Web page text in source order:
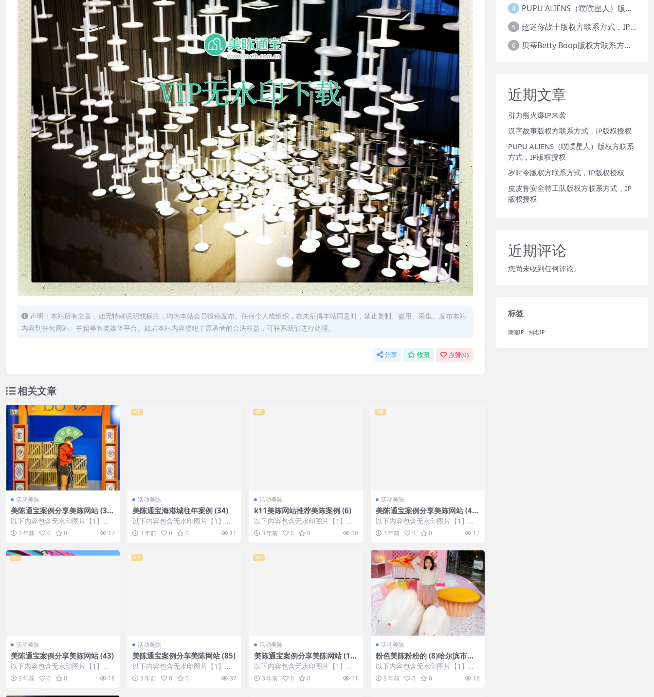
声明：本站所有文章，如无特殊说明或标注，均为本站会员投稿发布。任何个人或组织，在未征得本站同意时，禁止复制、盗用、采集、发布本站
内容到任何网站、书籍等各类媒体平台。如若本站内容侵犯了原著者的合法权益，可联系我们进行处理。
分享 收藏 点赞(0)
相关文章
VIP
活动美陈
美陈通宝案例分享美陈网站 (30
2)
以下内容包含无水印图片【1】张
，开通会员无障碍浏览 开通VIP会
员 3 年前 0 0 17
VIP
活动美陈
美陈通宝海港城往年案例 (34)
以下内容包含无水印图片【1】张
，开通会员无障碍浏览 开通VIP会
员 3 年前 0 0 11
VIP
活动美陈
k11美陈网站推荐美陈案例 (6)
以下内容包含无水印图片【1】张
，开通会员无障碍浏览 开通VIP会
员 3 年前 0 0 10
VIP
活动美陈
美陈通宝案例分享美陈网站 (41
6)
以下内容包含无水印图片【1】张
，开通会员无障碍浏览 开通VIP会
员 3 年前 0 0 12
VIP
活动美陈
美陈通宝案例分享美陈网站 (43)
以下内容包含无水印图片【1】张
，开通会员无障碍浏览 开通VIP会
员 3 年前 0 0 18
VIP
活动美陈
美陈通宝案例分享美陈网站 (85)
以下内容包含无水印图片【1】张
，开通会员无障碍浏览 开通VIP会
员 3 年前 0 0 37
VIP
活动美陈
美陈通宝案例分享美陈网站 (11
5)
以下内容包含无水印图片【1】张
，开通会员无障碍浏览 开通VIP会
员 3 年前 0 0 11
VIP
活动美陈
粉色美陈粉粉的 (8)哈尔滨市美
程网
以下内容包含无水印图片【1】张
，开通会员无障碍浏览 开通VIP会
员 3 年前 0 0 18
4 PUPU ALIENS（噗噗星人）版权方联系方式，IP版权授权
5 超迷你战士版权方联系方式，IP版权授权
6 贝蒂Betty Boop版权方联系方式，IP版权授权
近期文章
引力熊火爆IP来袭
汉字故事版权方联系方式，IP版权授权
PUPU ALIENS（噗噗星人）版权方联系
方式，IP版权授权
岁时令版权方联系方式，IP版权授权
皮皮鲁安全特工队版权方联系方式，IP
版权授权
近期评论
您尚未收到任何评论。
标签
潮流IP，知名IP